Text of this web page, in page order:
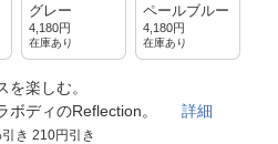
グレー
4,180円
在庫あり
ペールブルー
4,180円
在庫あり
を楽しむ。
ボディのReflection。 詳細
き 210円引き